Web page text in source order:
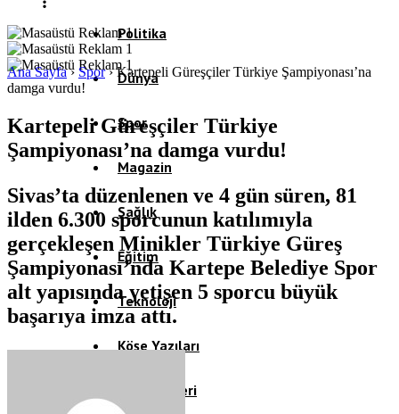
Politika
Dünya
Spor
Magazin
Sağlık
Eğitim
Teknoloji
Köşe Yazıları
Video Galeri
Ana Sayfa› Spor›Kartepeli Güreşçiler Türkiye Şampiyonası’na
damga vurdu!
Kartepeli Güreşçiler Türkiye
Şampiyonası’na damga vurdu!
Sivas’ta düzenlenen ve 4 gün süren, 81
ilden 6.300 sporcunun katılımıyla
gerçekleşen Minikler Türkiye Güreş
Şampiyonası’nda Kartepe Belediye Spor
alt yapısında yetişen 5 sporcu büyük
başarıya imza attı.